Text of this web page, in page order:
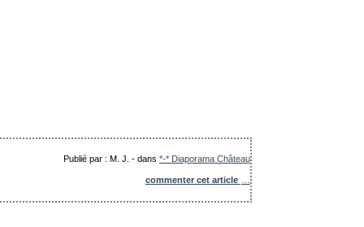
Publié par : M. J. -dans *-* Diaporama Château
commenter cet article